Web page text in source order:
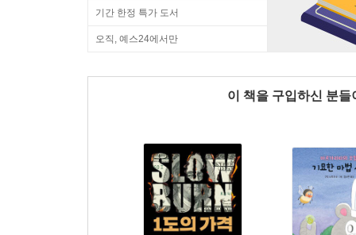
기간 한정 특가 도서
오직, 예스24에서만
이 책을 구입하신 분